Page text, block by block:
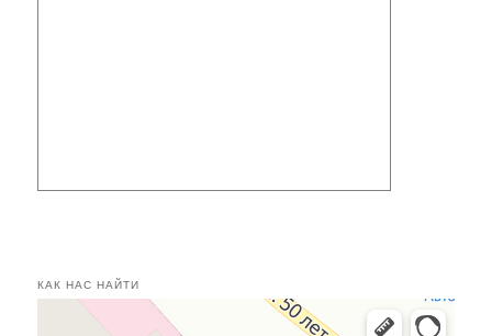
КАК НАС НАЙТИ
Улица 50 лет СССР, 24 — Яндекс.Карты